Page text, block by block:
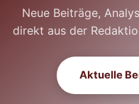
Neue Beiträge,
direkt aus der
Aktuelle